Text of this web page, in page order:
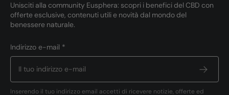
Unisciti alla community Eusphera: scopri i benefici del CBD con
offerte esclusive, contenuti utili e novità dal mondo del
benessere naturale.
Indirizzo e-mail *
Inserendo il tuo indirizzo email accetti di ricevere notizie, offerte ed